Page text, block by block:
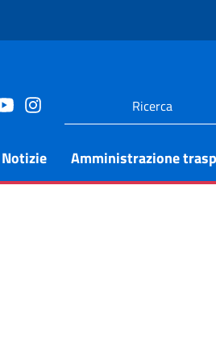
Notizie Amministrazione